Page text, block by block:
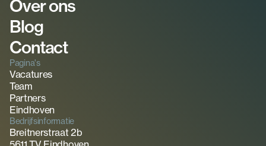
Over ons
Blog
Contact
Pagina's
Vacatures
Team
Partners
Eindhoven
Bedrijfsinformatie
Breitnerstraat 2b